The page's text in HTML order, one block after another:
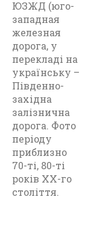
ЮЗЖД (юго-
западная
железная
дорога, у
перекладі на
українську –
Південно-
західна
залізнична
дорога. Фото
періоду
приблизно
70-ті, 80-ті
років XX-го
століття.